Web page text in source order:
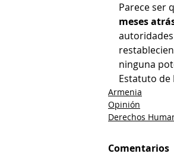
Parece ser
meses
ninguna
Estatuto de
Armenia
Opinión
Derechos
Comentarios